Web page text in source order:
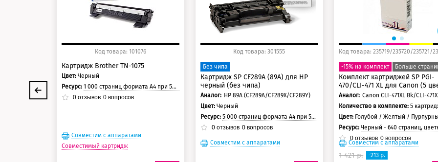
Код товара: 101076
Картридж Brother TN-1075
Цвет: Черный
Ресурс:1 000 страниц формата А4 при 5% заполнении страницы.
0 отзывов 0 вопросов
Совместим с аппаратами
Совместимый картридж
Код товара: 301555
Без чипа
Картридж SP CF289A (89А) для HP
черный (без чипа)
Аналог: HP 89A (CF289A/CF289X/CF289Y)
Цвет: Черный
Ресурс: 5 000 страниц формата А4 при 5% заполнении страницы
0отзывов 0вопросов
Совместим с аппаратами
-15% на комплект Больше
Комплект картриджей SP PGI-
470/CLI-471 XL для Canon (5
Аналог:
Количество в комплекте: 5
Цвет: Голубой / Желтый / Пурпурный / Черный / Черный
Ресурс:Черный - 640 страниц, цветные - 640 страниц, черный пигмент -
0 отзывов 0 вопросов
Совместим с аппаратами
1 421 р. -213 р.